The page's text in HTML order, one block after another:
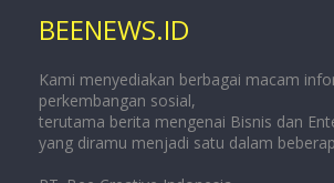
BEENEWS.ID
Kami menyediakan berbagai macam
perkembangan sosial,
terutama berita mengenai Bisnis dan
yang diramu menjadi satu dalam